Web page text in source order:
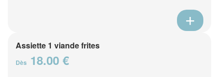
Assiette 1 viande frites
Dès 18.00 €